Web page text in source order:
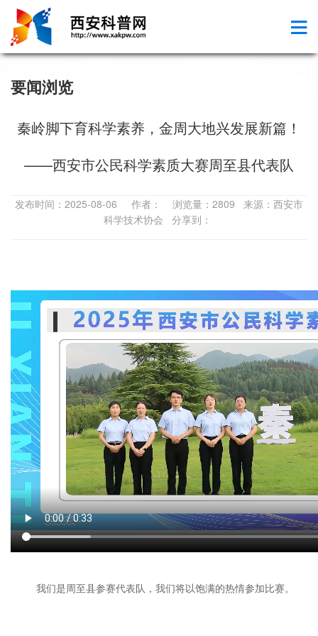
要闻浏览
秦岭脚下育科学素养，金周大地兴发展新篇！
——西安市公民科学素质大赛周至县代表队
发布时间：2025-08-06 作者： 浏览量：2809 来源：西安市
科学技术协会 分享到：
我们是周至县参赛代表队，我们将以饱满的热情参加比赛。